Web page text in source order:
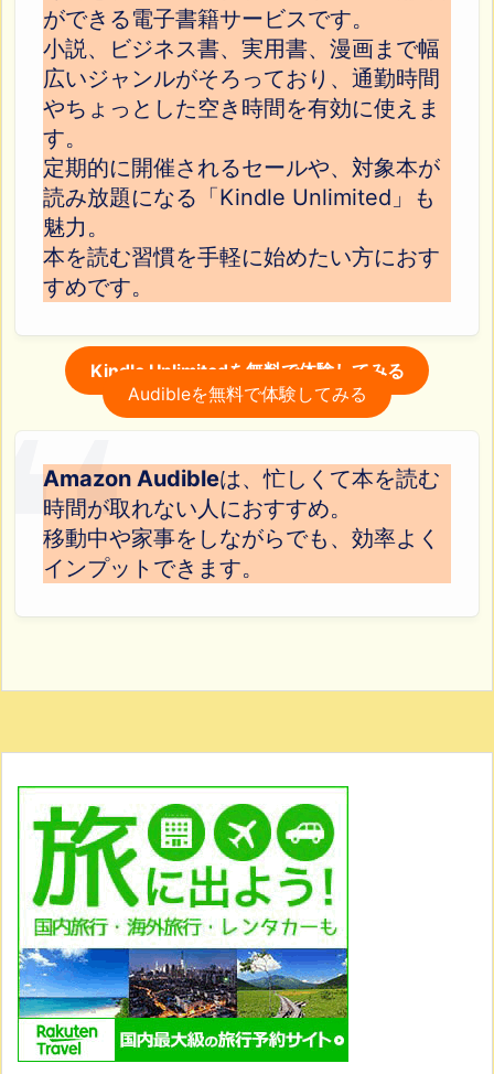
ができる電子書籍サービスです。
小説、ビジネス書、実用書、漫画まで幅
広いジャンルがそろっており、通勤時間
やちょっとした空き時間を有効に使えま
す。
定期的に開催されるセールや、対象本が
読み放題になる「Kindle Unlimited」も
魅力。
本を読む習慣を手軽に始めたい方におす
すめです。
Kindle Unlimitedを無料で体験してみる
Audibleを無料で体験してみる
Amazon Audibleは、忙しくて本を読む
時間が取れない人におすすめ。
移動中や家事をしながらでも、効率よく
インプットできます。